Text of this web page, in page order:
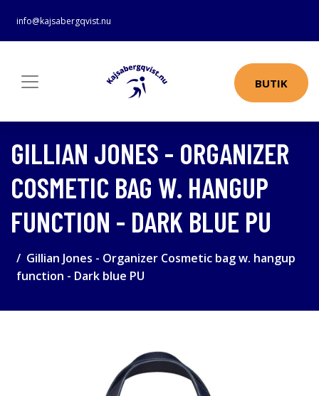
info@kajsabergqvist.nu
BUTIK
GILLIAN JONES - ORGANIZER
COSMETIC BAG W. HANGUP
FUNCTION - DARK BLUE PU
Gillian Jones - Organizer Cosmetic bag w. hangup
function - Dark blue PU